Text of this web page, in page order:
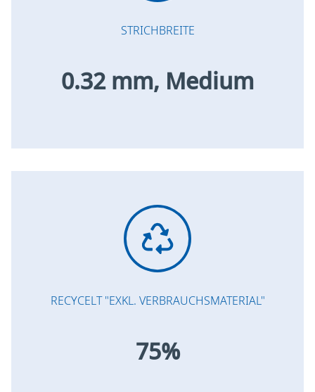
STRICHBREITE
0.32 mm, Medium
RECYCELT "EXKL. VERBRAUCHSMATERIAL"
75%